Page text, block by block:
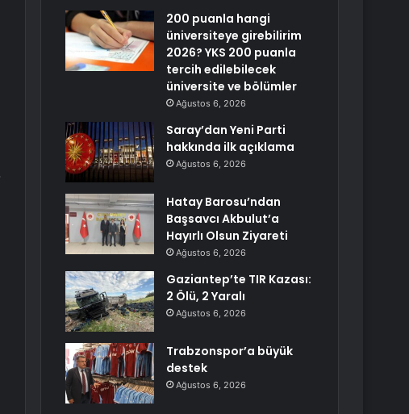
200 puanla hangi
üniversiteye girebilirim
2026? YKS 200 puanla
tercih edilebilecek
üniversite ve bölümler
Ağustos 6, 2026
Saray’dan Yeni Parti
hakkında ilk açıklama
Ağustos 6, 2026
Hatay Barosu’ndan
Başsavcı Akbulut’a
Hayırlı Olsun Ziyareti
Ağustos 6, 2026
Gaziantep’te TIR Kazası:
2 Ölü, 2 Yaralı
Ağustos 6, 2026
Trabzonspor’a büyük
destek
Ağustos 6, 2026